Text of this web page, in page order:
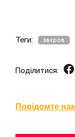
Теги: звєров
Поділитися:
Повідомте